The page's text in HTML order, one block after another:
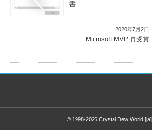
書
2020年7月2日
Microsoft MVP 再受賞
© 1998-2026 Crystal Dew World [ja]